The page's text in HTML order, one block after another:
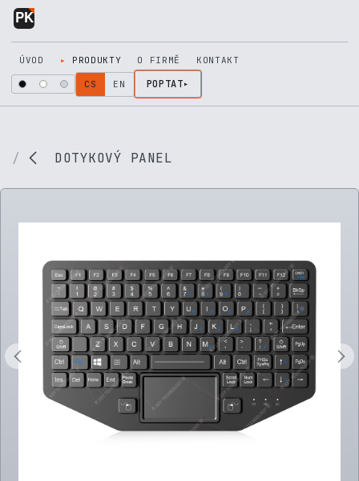
Přejít na obsah
ÚVOD PRODUKTY O FIRMĚ KONTAKT
CS EN POPTAT
DOTYKOVÝ PANEL